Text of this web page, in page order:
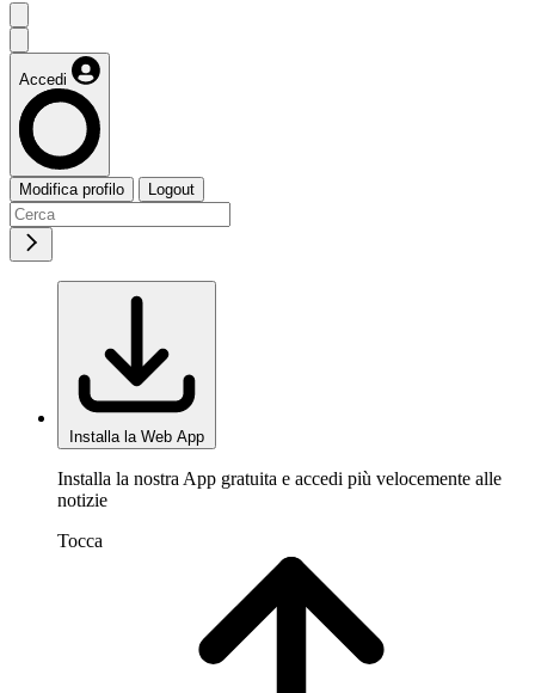
Accedi
Modifica profilo Logout
Installa la Web App
Installa la nostra App gratuita e accedi più velocemente alle
notizie
Tocca